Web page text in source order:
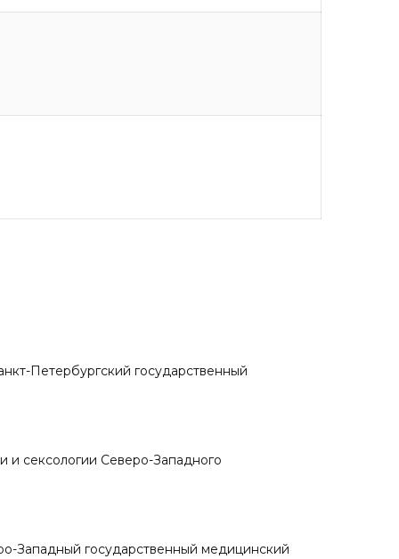
Петербургский государственный
и сексологии Северо-Западного
Западный государственный медицинский